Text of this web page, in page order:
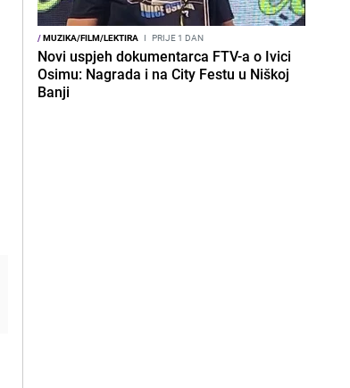
/MUZIKA/FILM/LEKTIRA I PRIJE 1 DAN
Novi uspjeh dokumentarca FTV-a o Ivici
Osimu: Nagrada i na City Festu u Niškoj
Banji